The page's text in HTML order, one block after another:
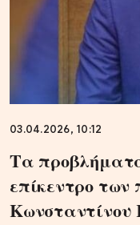
03.04.2026, 10:12
Τα
επίκεντρο
Κωνσταντίνου